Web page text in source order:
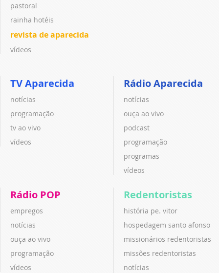
pastoral
rainha hotéis
revista de aparecida
vídeos
TV Aparecida
notícias
programação
tv ao vivo
vídeos
Rádio Aparecida
notícias
ouça ao vivo
podcast
programação
programas
vídeos
Rádio POP
empregos
notícias
ouça ao vivo
programação
vídeos
Redentoristas
história pe. vitor
hospedagem santo afonso
missionários redentoristas
missões redentoristas
notícias